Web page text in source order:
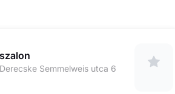
Semmelweis utca 6